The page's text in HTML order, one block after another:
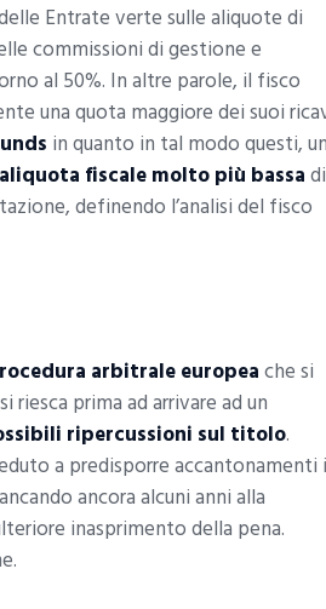
Entrate verte sulle aliquote di
commissioni di gestione e
al 50%. In altre parole, il fisco
una quota maggiore dei suoi
in quanto in tal modo questi,
aliquota fiscale molto più bassadi
definendo l’analisi del fisco
arbitrale europeache si
riesca prima ad arrivare ad un
ripercussioni sul titolo.
a predisporre accantonamenti
ancora alcuni anni alla
inasprimento della pena.